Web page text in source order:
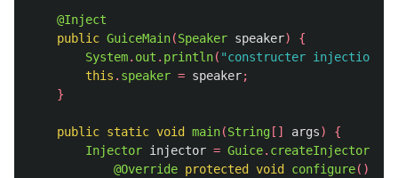
@Inject
public GuiceMain(Speaker speaker)
{
System. out . println( "constructer injection"
this . speaker = speaker;
}
public static void main(String [] args)
{
Injector injector = Guice. createInjector
@Override protected void configure()